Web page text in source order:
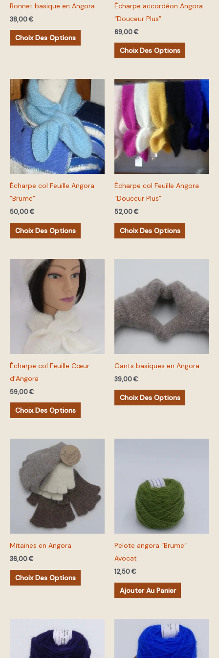
Bonnet basique en Angora
38,00€
Choix Des Options
être
sur
la
produit
Écharpe accordéon Angora
“Douceur Plus”
69,00€
Choix Des Options
être
la
page
produit
Écharpe col Feuille Angora
“Brume”
50,00€
Choix Des Options
produit
a
plusieurs
variations.
Les
options
peuvent
être
la
page
produit
Écharpe col Feuille Angora
“Douceur Plus”
52,00€
Choix Des Options
Ce
produit
plusieurs
variations.
Les
peuvent
être
la
page
Écharpe col Feuille Cœur
d’Angora
59,00€
Choix Des Options
Ce
a
plusieurs
peuvent
être
la
page
Gants basiques en Angora
39,00€
Choix Des Options
a
plusieurs
variations.
Les
options
peuvent
être
sur
la
Mitaines en Angora
36,00€
Choix Des Options
produit
plusieurs
variations.
Les
peuvent
sur
la
Pelote angora “Brume”
Avocat
12,50€
Ajouter Au Panier